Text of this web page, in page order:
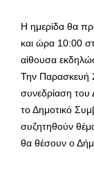
Η ημερίδα θα
και ώρα 10:00
αίθουσα
Την Παρασκευή
συνεδρίαση του
το Δημοτικό
συζητηθούν
θα θέσουν ο